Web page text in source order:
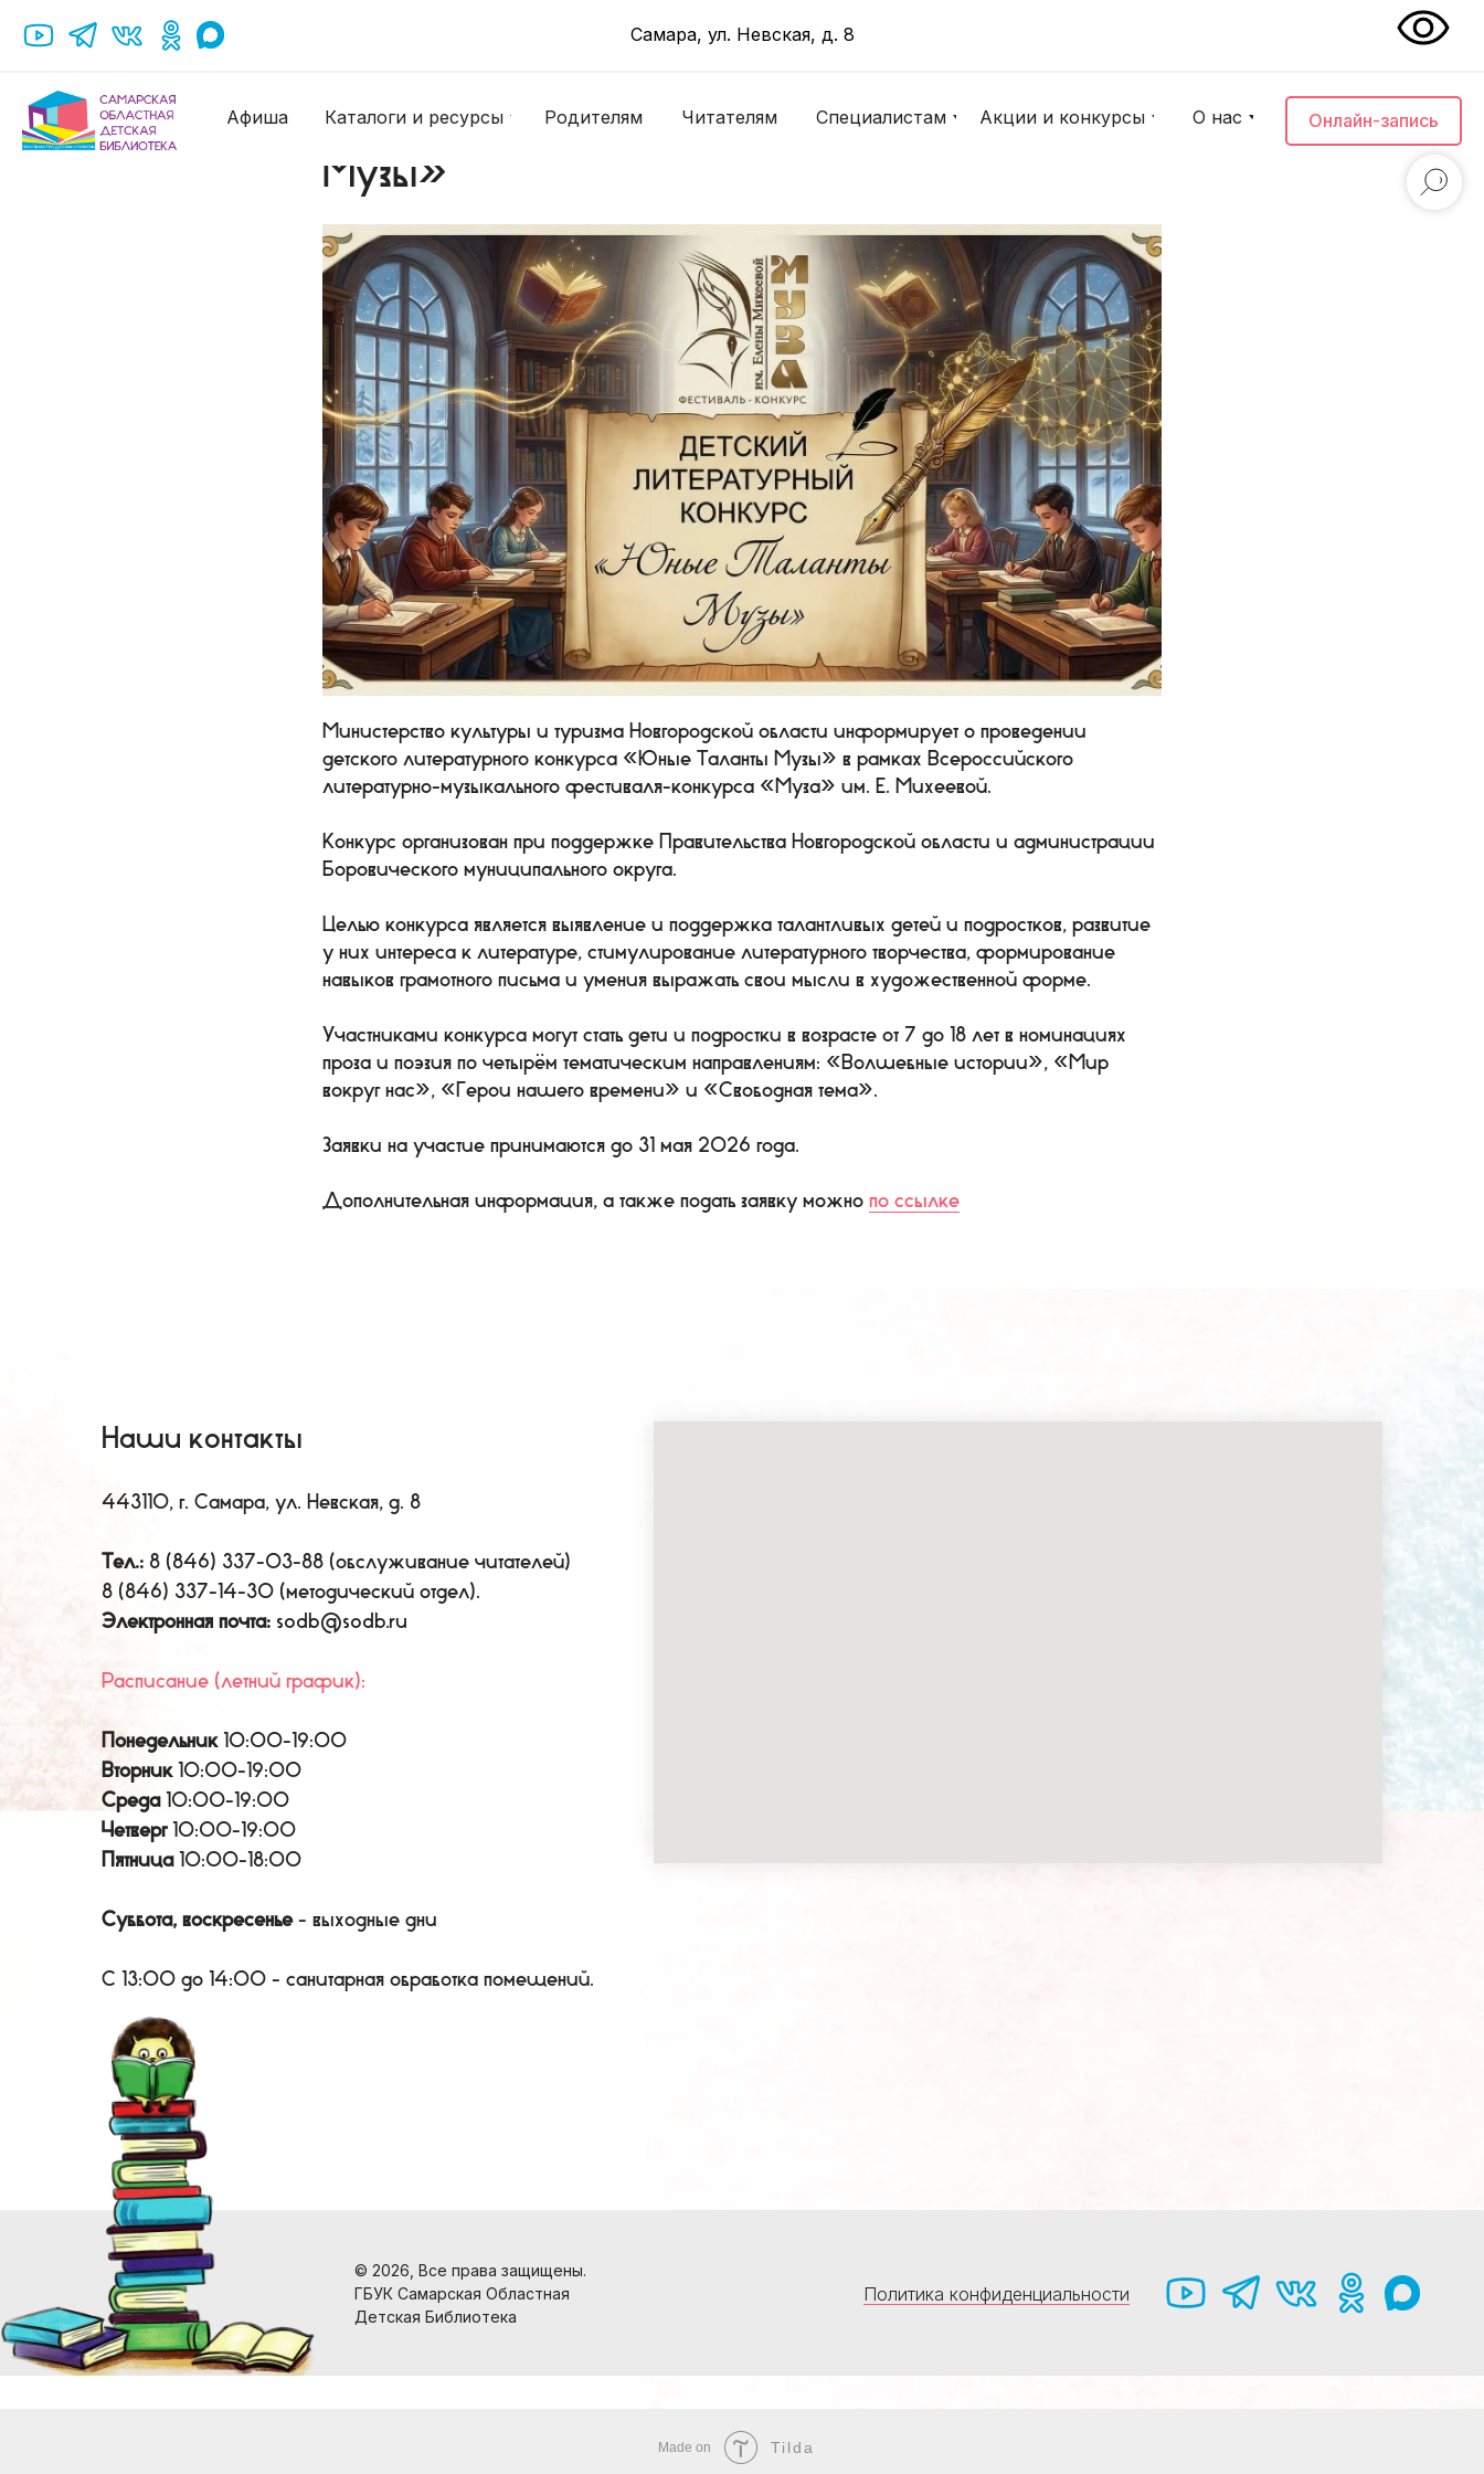
Онлайн-запись
Афиша Каталоги и ресурсы Читателям
Родителям Специалистам О нас
Акции и конкурсы
Самара, ул. Невская, д. 8
Всероссийский конкурс «Юные таланты
Музы»
Министерство культуры и туризма Новгородской области информирует о проведении
детского литературного конкурса «Юные Таланты Музы» в рамках Всероссийского
литературно-музыкального фестиваля-конкурса «Муза» им. Е. Михеевой.
Конкурс организован при поддержке Правительства Новгородской области и администрации
Боровического муниципального округа.
Целью конкурса является выявление и поддержка талантливых детей и подростков, развитие
у них интереса к литературе, стимулирование литературного творчества, формирование
навыков грамотного письма и умения выражать свои мысли в художественной форме.
Участниками конкурса могут стать дети и подростки в возрасте от 7 до 18 лет в номинациях
проза и поэзия по четырём тематическим направлениям: «Волшебные истории», «Мир
вокруг нас», «Герои нашего времени» и «Свободная тема».
Заявки на участие принимаются до 31 мая 2026 года.
Дополнительная информация, а также подать заявку можно по ссылке
Наши контакты
443110, г. Самара, ул. Невская, д. 8
Тел.: 8 (846) 337-03-88 (обслуживание читателей)
8 (846) 337-14-30 (методический отдел).
Электронная почта: sodb@sodb.ru
Расписание (летний график):
Понедельник10:00-19:00
Вторник10:00-19:00
Среда10:00-19:00
Четверг10:00-19:00
Пятница10:00-18:00
Суббота, воскресенье- выходные дни
С 13:00 до 14:00 - санитарная обработка помещений.
Политика конфиденциальности
© 2026, Все права защищены.
ГБУК Самарская Областная
Детская Библиотека
Made on Tilda